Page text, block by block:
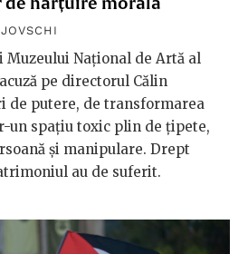
Național de Artă al
pe directorul Călin
de putere, de transformarea
un spațiu toxic plin de țipete,
și manipulare. Drept
au de suferit.